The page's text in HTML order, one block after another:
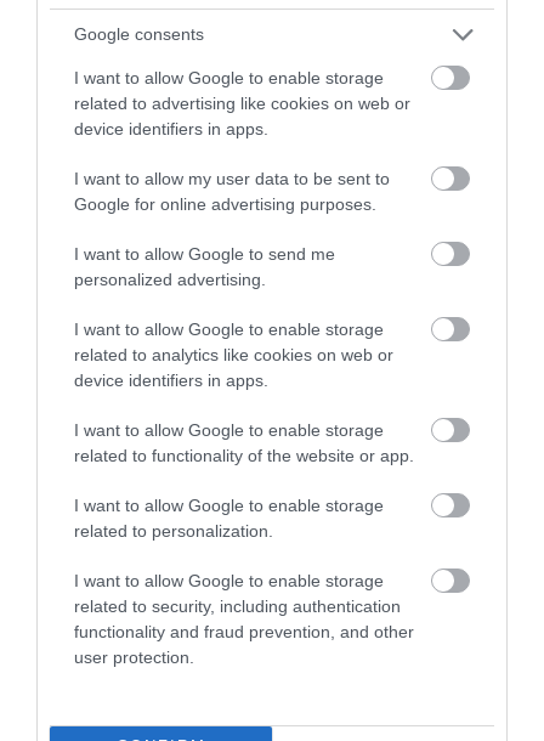
Google consents
I want to allow Google to enable storage
related to advertising like cookies on web or
device identifiers in apps.
I want to allow my user data to be sent to
Google for online advertising purposes.
I want to allow Google to send me
personalized advertising.
I want to allow Google to enable storage
related to analytics like cookies on web or
device identifiers in apps.
I want to allow Google to enable storage
related to functionality of the website or app.
I want to allow Google to enable storage
related to personalization.
I want to allow Google to enable storage
related to security, including authentication
functionality and fraud prevention, and other
user protection.
Miközben egyre több és több autó
közlekedik Magyarországon, néhány
2026. JÚLIUS 18. ● HAMU ÉS GYÉMÁNT
Alig maradt belőlük: 3 egykor
népszerű autómárka tűnik el